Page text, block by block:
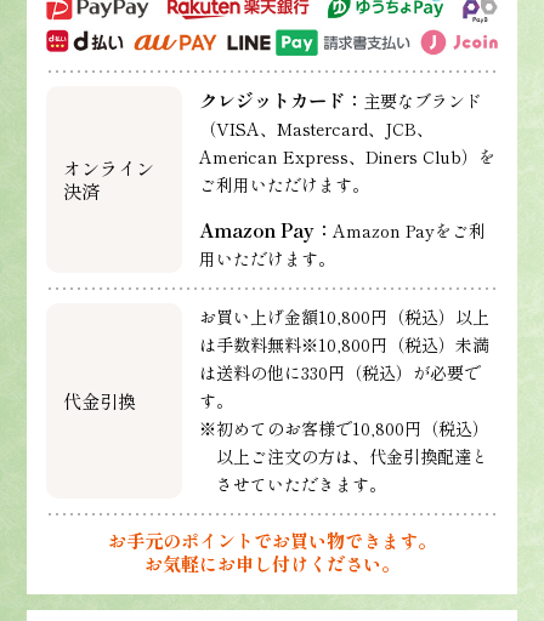
オンライン
決済
クレジットカード： 主要なブランド
（VISA、Mastercard、JCB、
American Express、Diners Club）を
ご利用いただけます。
Amazon Pay： Amazon Payをご利
用いただけます。
代金引換
お買い上げ金額10,800円（税込）以上
は手数料無料※10,800円（税込）未満
は送料の他に330円（税込）が必要で
す。
※初めてのお客様で10,800円（税込）
以上ご注文の方は、代金引換配達と
させていただきます。
お手元のポイントでお買い物できます。
お気軽にお申し付けください。